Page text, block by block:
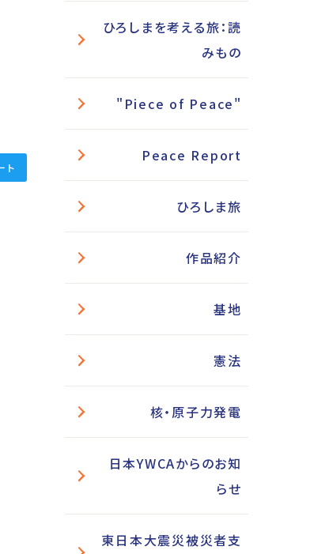
ト
ひろしまを考える旅：読
みもの
"Piece of Peace"
Peace Report
ひろしま旅
作品紹介
基地
憲法
核・原子力発電
日本YWCAからのお知
らせ
東日本大震災被災者支